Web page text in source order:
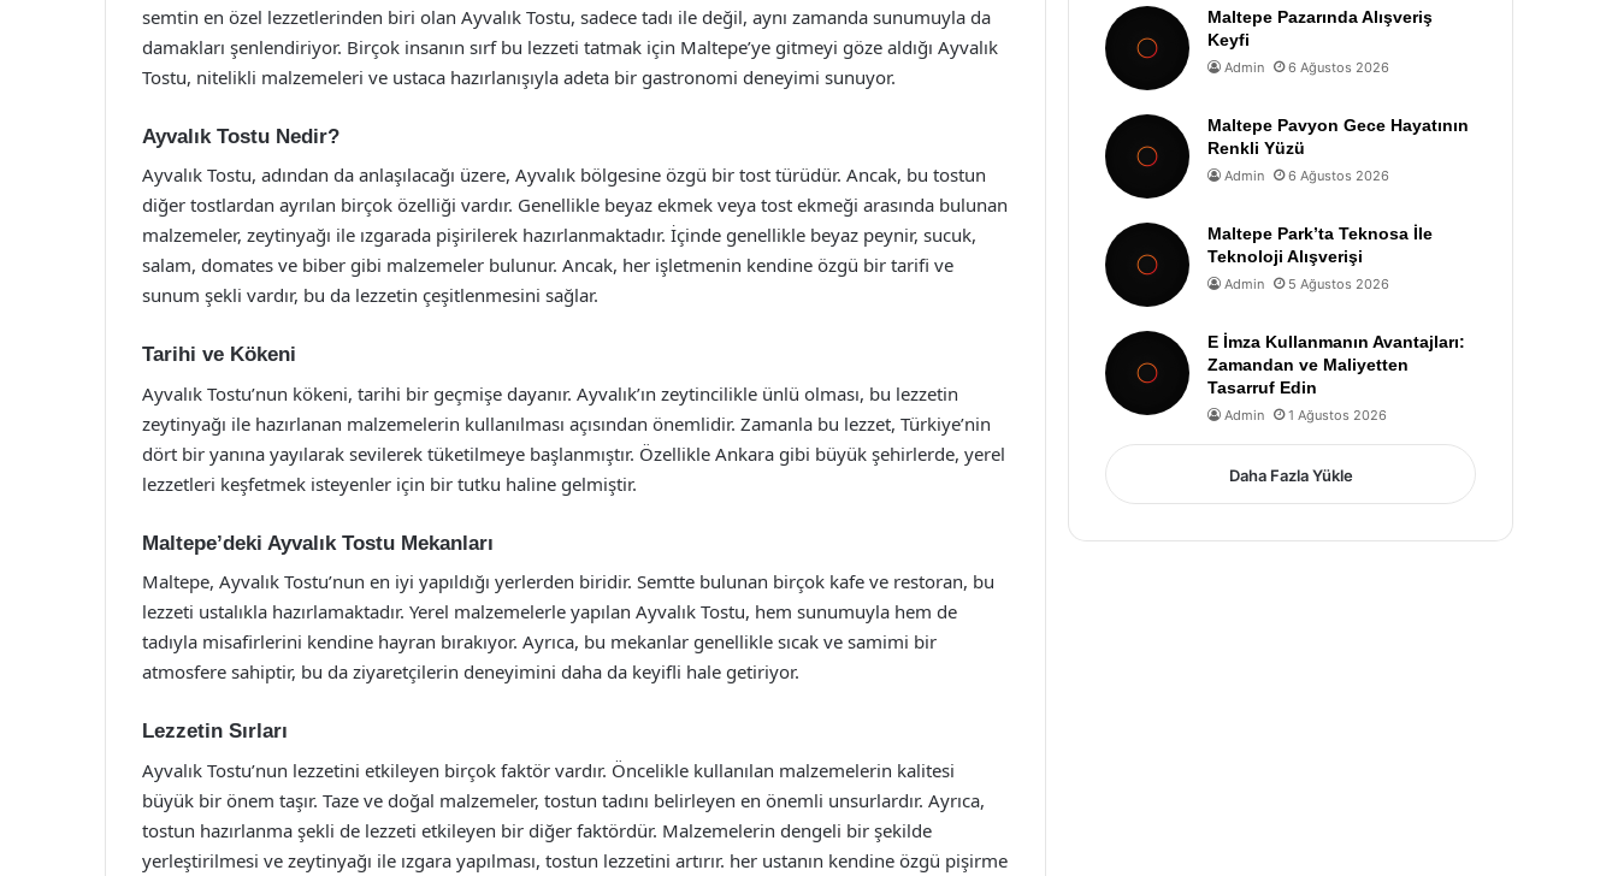
semtin en özel lezzetlerinden biri olan Ayvalık Tostu, sadece tadı ile değil, aynı zamanda sunumuyla da
damakları şenlendiriyor. Birçok insanın sırf bu lezzeti tatmak için Maltepe’ye gitmeyi göze aldığı Ayvalık
Tostu, nitelikli malzemeleri ve ustaca hazırlanışıyla adeta bir gastronomi deneyimi sunuyor.
Ayvalık Tostu Nedir?
Ayvalık Tostu, adından da anlaşılacağı üzere, Ayvalık bölgesine özgü bir tost türüdür. Ancak, bu tostun
diğer tostlardan ayrılan birçok özelliği vardır. Genellikle beyaz ekmek veya tost ekmeği arasında bulunan
malzemeler, zeytinyağı ile ızgarada pişirilerek hazırlanmaktadır. İçinde genellikle beyaz peynir, sucuk,
salam, domates ve biber gibi malzemeler bulunur. Ancak, her işletmenin kendine özgü bir tarifi ve
sunum şekli vardır, bu da lezzetin çeşitlenmesini sağlar.
Tarihi ve Kökeni
Ayvalık Tostu’nun kökeni, tarihi bir geçmişe dayanır. Ayvalık’ın zeytincilikle ünlü olması, bu lezzetin
zeytinyağı ile hazırlanan malzemelerin kullanılması açısından önemlidir. Zamanla bu lezzet, Türkiye’nin
dört bir yanına yayılarak sevilerek tüketilmeye başlanmıştır. Özellikle Ankara gibi büyük şehirlerde, yerel
lezzetleri keşfetmek isteyenler için bir tutku haline gelmiştir.
Maltepe’deki Ayvalık Tostu Mekanları
Maltepe, Ayvalık Tostu’nun en iyi yapıldığı yerlerden biridir. Semtte bulunan birçok kafe ve restoran, bu
lezzeti ustalıkla hazırlamaktadır. Yerel malzemelerle yapılan Ayvalık Tostu, hem sunumuyla hem de
tadıyla misafirlerini kendine hayran bırakıyor. Ayrıca, bu mekanlar genellikle sıcak ve samimi bir
atmosfere sahiptir, bu da ziyaretçilerin deneyimini daha da keyifli hale getiriyor.
Lezzetin Sırları
Ayvalık Tostu’nun lezzetini etkileyen birçok faktör vardır. Öncelikle kullanılan malzemelerin kalitesi
büyük bir önem taşır. Taze ve doğal malzemeler, tostun tadını belirleyen en önemli unsurlardır. Ayrıca,
tostun hazırlanma şekli de lezzeti etkileyen bir diğer faktördür. Malzemelerin dengeli bir şekilde
yerleştirilmesi ve zeytinyağı ile ızgara yapılması, tostun lezzetini artırır. her ustanın kendine özgü pişirme
Maltepe Pazarında Alışveriş
Keyfi
Admin 6 Ağustos 2026
Maltepe Pavyon Gece Hayatının
Renkli Yüzü
Admin 6 Ağustos 2026
Maltepe Park’ta Teknosa İle
Teknoloji Alışverişi
Admin 5 Ağustos 2026
E İmza Kullanmanın Avantajları:
Zamandan ve Maliyetten
Tasarruf Edin
Admin 1 Ağustos 2026
Daha Fazla Yükle